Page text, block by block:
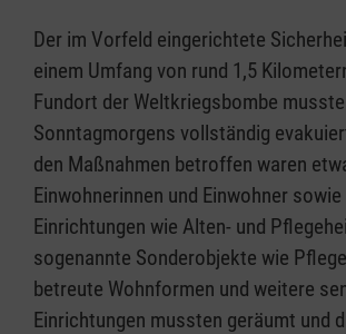
Der im Vorfeld eingerichtete
einem Umfang von rund 1,5
Fundort der Weltkriegsbombe
Sonntagmorgens vollständig
den Maßnahmen betroffen waren
Einwohnerinnen und Einwohner
Einrichtungen wie Alten- und
sogenannte Sonderobjekte wie
betreute Wohnformen und weitere
Einrichtungen mussten geräumt und